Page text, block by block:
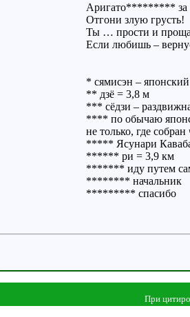
Аригато********* за
Отгони злую грусть!
Ты … прости и
Если любишь –
* сямисэн –
** дзё = 3,8 м
*** сёдзи –
**** по обычаю
не только, где
***** Ясунари
****** ри = 3,9 км
******* иду путем
******** начальник
********* спасибо
При